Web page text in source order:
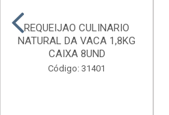
REQUEIJAO CULINARIO
NATURAL DA VACA 1,8KG
CAIXA 8UND
Código: 31401